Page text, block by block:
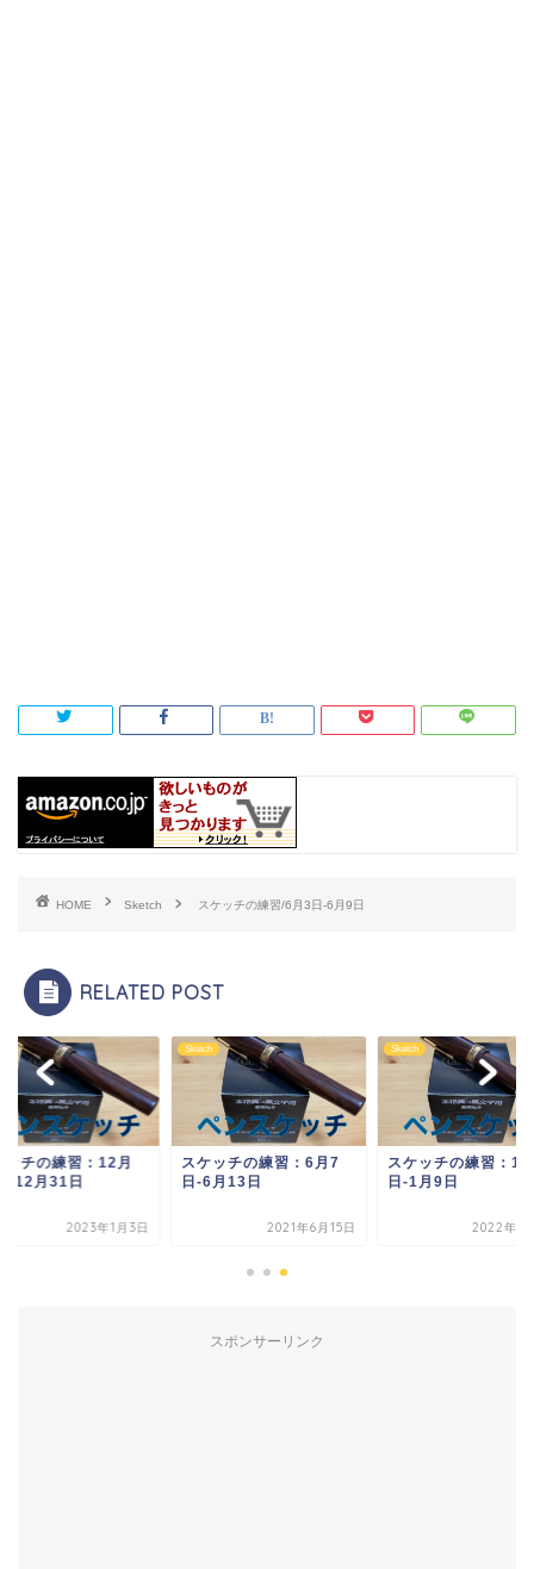
HOME Sketch スケッチの練習/6月3日-6月9日
RELATED POST
ッチの練習：12月
-12月31日
2023年1月3日
Sketch
スケッチの練習：6月7
日-6月13日
2021年6月15日
Sketch
スケッチの練習：1
日-1月9日
2022年1
スポンサーリンク